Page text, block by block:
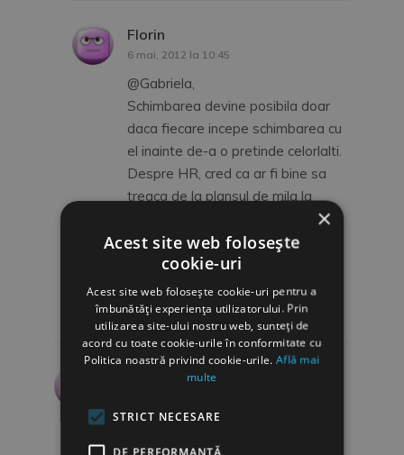
Florin
6 mai, 2012 la 10:45
@Gabriela,
Schimbarea devine posibila doar
daca fiecare incepe schimbarea cu
el inainte de-a o pretinde celorlalti.
Despre HR, cred ca ar fi bine sa
treaca de la plansul de mila la
proiecte credibile care sa convinga
managementul prin profit si
dezvoltare. Pentru ca, toti
managerii reactioneaza la profit!
Va multumesc pentru ganduri.
Ana - Mariaspune:
Imi place foarte mult!Ma bucur ca ne
aratati cum se face ca de la teorie la
×
Acest site web folosește
cookie-uri
Acest site web folosește cookie-uri pentru a
îmbunătăți experiența utilizatorului. Prin
utilizarea site-ului nostru web, sunteți de
acord cu toate cookie-urile în conformitate cu
Politica noastră privind cookie-urile.Află mai
multe
STRICT NECESARE